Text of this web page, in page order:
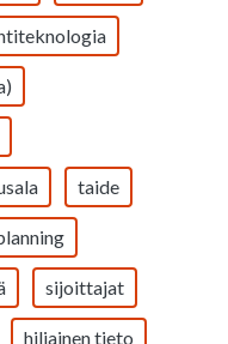
taide
sijoittajat
hiljainen tieto